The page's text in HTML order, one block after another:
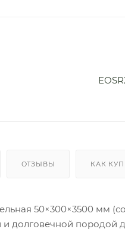
ОТЗЫВЫ КАК
50×300×3500 мм
долговечной породой